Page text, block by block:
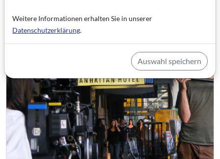
Weitere Informationen erhalten Sie in unserer
Datenschutzerklärung.
Auswahl speichern